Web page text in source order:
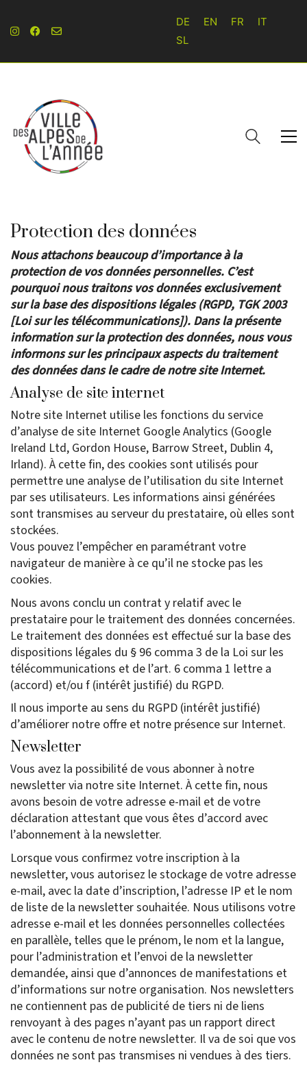
DE EN FR
IT
SL
Protection des données
Nous attachons beaucoup d’importance à la
protection de vos données personnelles. C’est
pourquoi nous traitons vos données exclusivement
sur la base des dispositions légales (RGPD, TGK 2003
[Loi sur les télécommunications]). Dans la présente
information sur la protection des données, nous vous
informons sur les principaux aspects du traitement
des données dans le cadre de notre site Internet.
Analyse de site internet
Notre site Internet utilise les fonctions du service
d’analyse de site Internet Google Analytics (Google
Ireland Ltd, Gordon House, Barrow Street, Dublin 4,
Irland). À cette fin, des cookies sont utilisés pour
permettre une analyse de l’utilisation du site Internet
par ses utilisateurs. Les informations ainsi générées
sont transmises au serveur du prestataire, où elles sont
stockées.
Vous pouvez l’empêcher en paramétrant votre
navigateur de manière à ce qu’il ne stocke pas les
cookies.
Nous avons conclu un contrat y relatif avec le
prestataire pour le traitement des données concernées.
Le traitement des données est effectué sur la base des
dispositions légales du § 96 comma 3 de la Loi sur les
télécommunications et de l’art. 6 comma 1 lettre a
(accord) et/ou f (intérêt justifié) du RGPD.
Il nous importe au sens du RGPD (intérêt justifié)
d’améliorer notre offre et notre présence sur Internet.
Newsletter
Vous avez la possibilité de vous abonner à notre
newsletter via notre site Internet. À cette fin, nous
avons besoin de votre adresse e-mail et de votre
déclaration attestant que vous êtes d’accord avec
l’abonnement à la newsletter.
Lorsque vous confirmez votre inscription à la
newsletter, vous autorisez le stockage de votre adresse
e-mail, avec la date d’inscription, l’adresse IP et le nom
de liste de la newsletter souhaitée. Nous utilisons votre
adresse e-mail et les données personnelles collectées
en parallèle, telles que le prénom, le nom et la langue,
pour l’administration et l’envoi de la newsletter
demandée, ainsi que d’annonces de manifestations et
d’informations sur notre organisation. Nos newsletters
ne contiennent pas de publicité de tiers ni de liens
renvoyant à des pages n’ayant pas un rapport direct
avec le contenu de notre newsletter. Il va de soi que vos
données ne sont pas transmises ni vendues à des tiers.